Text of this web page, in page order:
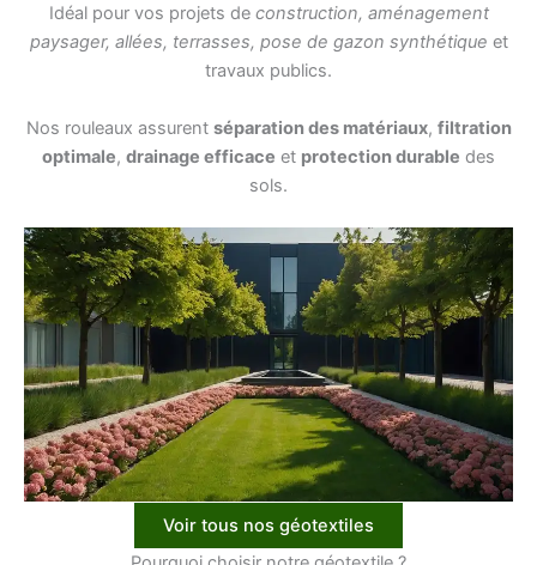
Idéal pour vos projets de construction, aménagement
paysager, allées, terrasses, pose de gazon synthétique et
travaux publics.
Nos rouleaux assurent séparation des matériaux, filtration
optimale, drainage efficace et protection durable des
sols.
Voir tous nos géotextiles